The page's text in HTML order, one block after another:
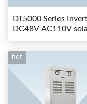
DT5000 Series
DC48V AC110V
hot